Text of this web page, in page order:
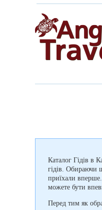
Каталог Гідів в
гідів. Обираючи
приїхали
можете бути
Перед тим як